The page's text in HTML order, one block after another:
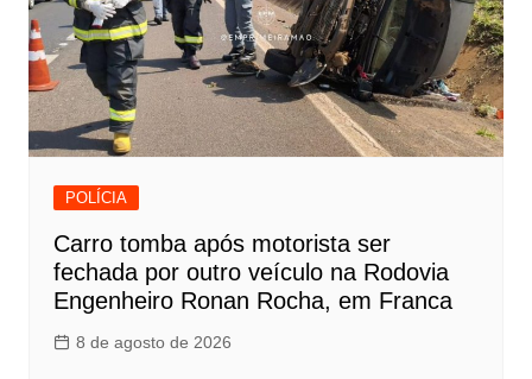
POLÍCIA
Carro tomba após motorista ser
fechada por outro veículo na Rodovia
Engenheiro Ronan Rocha, em Franca
8 de agosto de 2026